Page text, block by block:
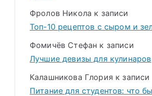
Фролов Никола к записи
Топ-10 рецептов с сыром и
Фомичёв Стефан к записи
Лучшие девизы для кулинаров
Калашникова Глория к записи
Питание для студентов: что